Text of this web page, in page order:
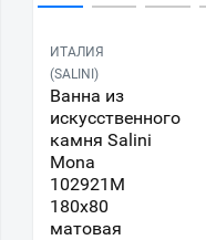
ИТАЛИЯ
(SALINI)
Ванна из
искусственного
камня Salini
Mona
102921M
180х80
матовая